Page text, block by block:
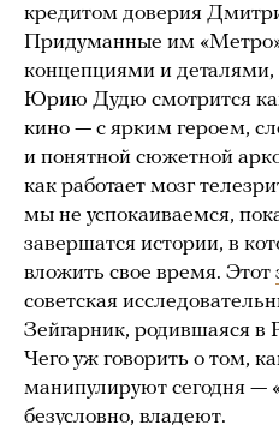
кредитом доверия
Придуманные им «Метро»
концепциями и
Юрию Дудю смотрится
кино — с ярким героем,
и понятной сюжетной
как работает мозг
мы не успокаиваемся,
завершатся истории, в
вложить свое время. Этот
советская
Зейгарник, родившаяся в
Чего уж говорить о том,
манипулируют сегодня —
безусловно, владеют.